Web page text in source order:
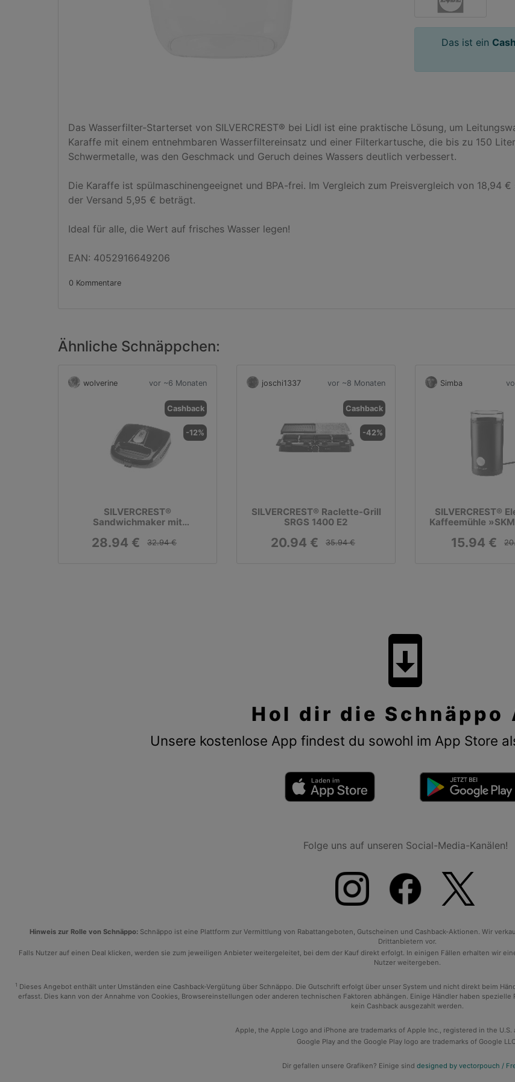
Das ist ein
Das Wasserfilter-Starterset von SILVERCREST® bei Lidl ist eine praktische Lösung, um
Karaffe mit einem entnehmbaren Wasserfiltereinsatz und einer Filterkartusche, die bis zu 150
Schwermetalle, was den Geschmack und Geruch deines Wassers deutlich verbessert.
Die Karaffe ist spülmaschinengeeignet und BPA-frei. Im Vergleich zum Preisvergleich von 18,94
der Versand 5,95 € beträgt.
Ideal für alle, die Wert auf frisches Wasser legen!
EAN: 4052916649206
0 Kommentare
Ähnliche Schnäppchen:
wolverine vor ~6 Monaten
Cashback
-12%
SILVERCREST®
Sandwichmaker mit
D4«
28.94 € 32.94 €
joschi1337 vor ~8 Monaten
Cashback
-42%
SILVERCREST® Raclette-Grill
SRGS 1400 E2
20.94 € 35.94 €
Simba
SILVERCREST®
Kaffeemühle
15.94 €
system_update
Hol dir die Schnäppo
Unsere kostenlose App findest du sowohl im App Store
Folge uns auf unseren Social-Media-Kanälen!
Hinweis zur Rolle von Schnäppo:Schnäppo ist eine Plattform zur Vermittlung von Rabattangeboten, Gutscheinen und Cashback-Aktionen. Wir
Drittanbietern vor.
Falls Nutzer auf einen Deal klicken, werden sie zum jeweiligen Anbieter weitergeleitet, bei dem der Kauf direkt erfolgt. In einigen Fällen erhalten wir
Nutzer weitergeben.
1 Dieses Angebot enthält unter Umständen eine Cashback-Vergütung über Schnäppo. Die Gutschrift erfolgt über unser System und nicht direkt beim
erfasst. Dies kann von der Annahme von Cookies, Browsereinstellungen oder anderen technischen Faktoren abhängen. Einige Händler haben
kein Cashback ausgezahlt werden.
Apple, the Apple Logo and iPhone are trademarks of Apple Inc., registered in the
Google Play and the Google Play logo are trademarks of Google
Dir gefallen unsere Grafiken? Einige sind designed by vectorpouch /